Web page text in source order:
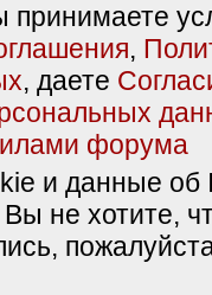
принимаете
,
, даете
форума
и данные об
не хотите,